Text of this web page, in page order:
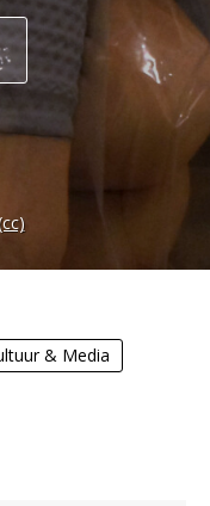
& Media